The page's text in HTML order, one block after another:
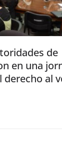
de
en una
derecho al